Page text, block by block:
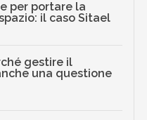
per portare la
il caso Sitael
gestire il
una questione